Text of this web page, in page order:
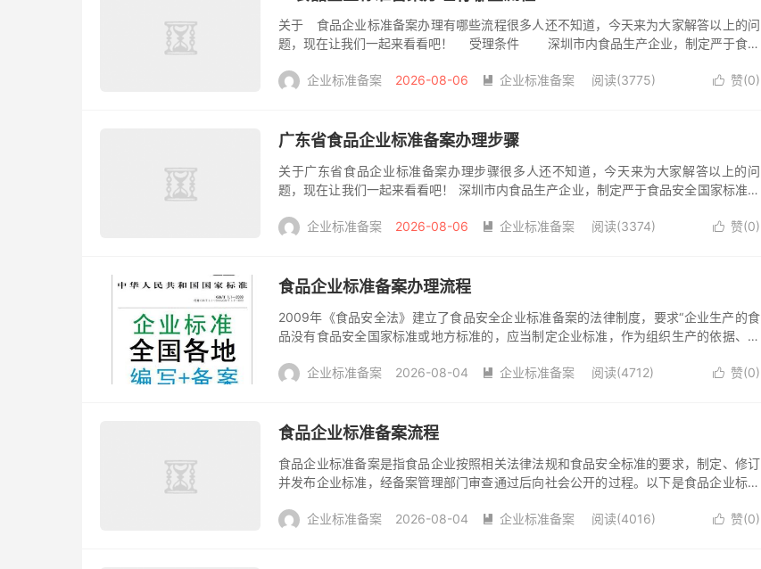
关于 食品企业标准备案办理有哪些流程很多人还不知道，今天来为大家解答以上的问
题，现在让我们一起来看看吧！ 受理条件 深圳市内食品生产企业，制定严于食品
信息系...
 赞(0)
企业标准备案 2026-08-06  企业标准备案 阅读(3775)
广东省食品企业标准备案办理步骤
关于广东省食品企业标准备案办理步骤很多人还不知道，今天来为大家解答以上的问
题，现在让我们一起来看看吧！ 深圳市内食品生产企业，制定严于食品安全国家标准、
提供以下申...
 赞(0)
企业标准备案 2026-08-06  企业标准备案 阅读(3374)
食品企业标准备案办理流程
2009年《食品安全法》建立了食品安全企业标准备案的法律制度，要求“企业生产的食
品没有食品安全国家标准或地方标准的，应当制定企业标准，作为组织生产的依据、国
备案流...
 赞(0)
企业标准备案 2026-08-04  企业标准备案 阅读(4712)
食品企业标准备案流程
食品企业标准备案是指食品企业按照相关法律法规和食品安全标准的要求，制定、修订
并发布企业标准，经备案管理部门审查通过后向社会公开的过程。以下是食品企业标准
准备案系统...
 赞(0)
企业标准备案 2026-08-04  企业标准备案 阅读(4016)